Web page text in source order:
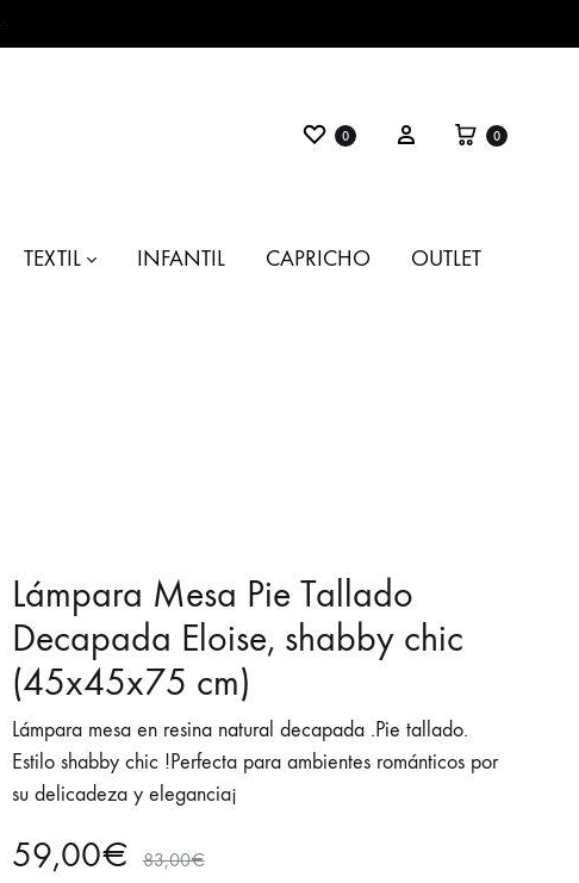
Favoritos
0 Entrar Carrito
0
TEXTIL INFANTIL CAPRICHO OUTLET
Lámpara Mesa Pie Tallado
Decapada Eloise, shabby chic
(45x45x75 cm)
Lámpara mesa en resina natural decapada .Pie tallado.
Estilo shabby chic !Perfecta para ambientes románticos por
su delicadeza y elegancia¡
59,00€ 83,00€